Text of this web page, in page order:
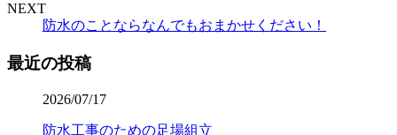
NEXT
防水のことならなんでもおまかせください！
最近の投稿
2026/07/17
防水工事のための足場組立